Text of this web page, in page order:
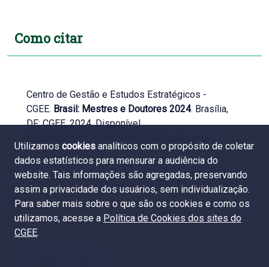
Como citar
Centro de Gestão e Estudos Estratégicos -
CGEE. Brasil: Mestres e Doutores 2024. Brasília,
DF: CGEE, 2024. Disponível
Utilizamos cookies analíticos com o propósito de coletar
dados estatísticos para mensurar a audiência do
website. Tais informações são agregadas, preservando
assim a privacidade dos usuários, sem individualização.
Para saber mais sobre o que são os cookies e como os
utilizamos, acesse a Política de Cookies dos sites do
CGEE.